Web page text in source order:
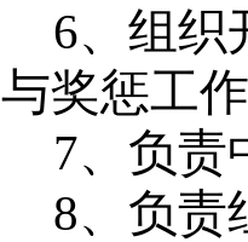
6、组织
与奖惩工
7、负责
8、负责